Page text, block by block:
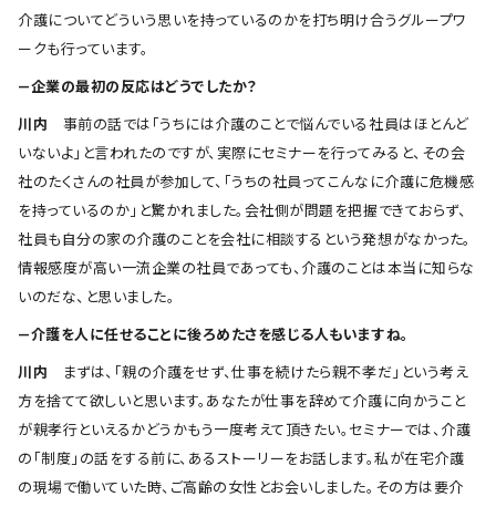
介護についてどういう思いを持っているのかを打ち明け合うグループワ
ークも行っています。
―企業の最初の反応はどうでしたか？
川内 事前の話では「うちには介護のことで悩んでいる社員はほとんど
いないよ」と言われたのですが、実際にセミナーを行ってみると、その会
社のたくさんの社員が参加して、「うちの社員ってこんなに介護に危機感
を持っているのか」と驚かれました。会社側が問題を把握できておらず、
社員も自分の家の介護のことを会社に相談するという発想がなかった。
情報感度が高い一流企業の社員であっても、介護のことは本当に知らな
いのだな、と思いました。
―介護を人に任せることに後ろめたさを感じる人もいますね。
川内 まずは、「親の介護をせず、仕事を続けたら親不孝だ」という考え
方を捨てて欲しいと思います。あなたが仕事を辞めて介護に向かうこと
が親孝行といえるかどうかもう一度考えて頂きたい。セミナーでは、介護
の「制度」の話をする前に、あるストーリーをお話します。私が在宅介護
の現場で働いていた時、ご高齢の女性とお会いしました。その方は要介